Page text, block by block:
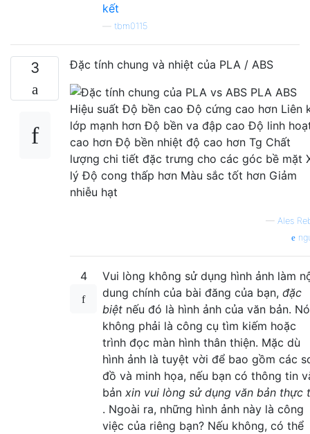
kết
tbm0115
3 Đặc tính chung và nhiệt của PLA / ABS
— Ales
4
Vui lòng không sử dụng hình ảnh làm
dung chính của bài đăng của bạn, đặc
biệt nếu đó là hình ảnh của văn bản. Nó
không phải là công cụ tìm kiếm hoặc
trình đọc màn hình thân thiện. Mặc dù
hình ảnh là tuyệt vời để bao gồm các
đồ và minh họa, nếu bạn có thông tin
bản xin vui lòng sử dụng văn bản thực
. Ngoài ra, những hình ảnh này là công
việc của riêng bạn? Nếu không, có thể